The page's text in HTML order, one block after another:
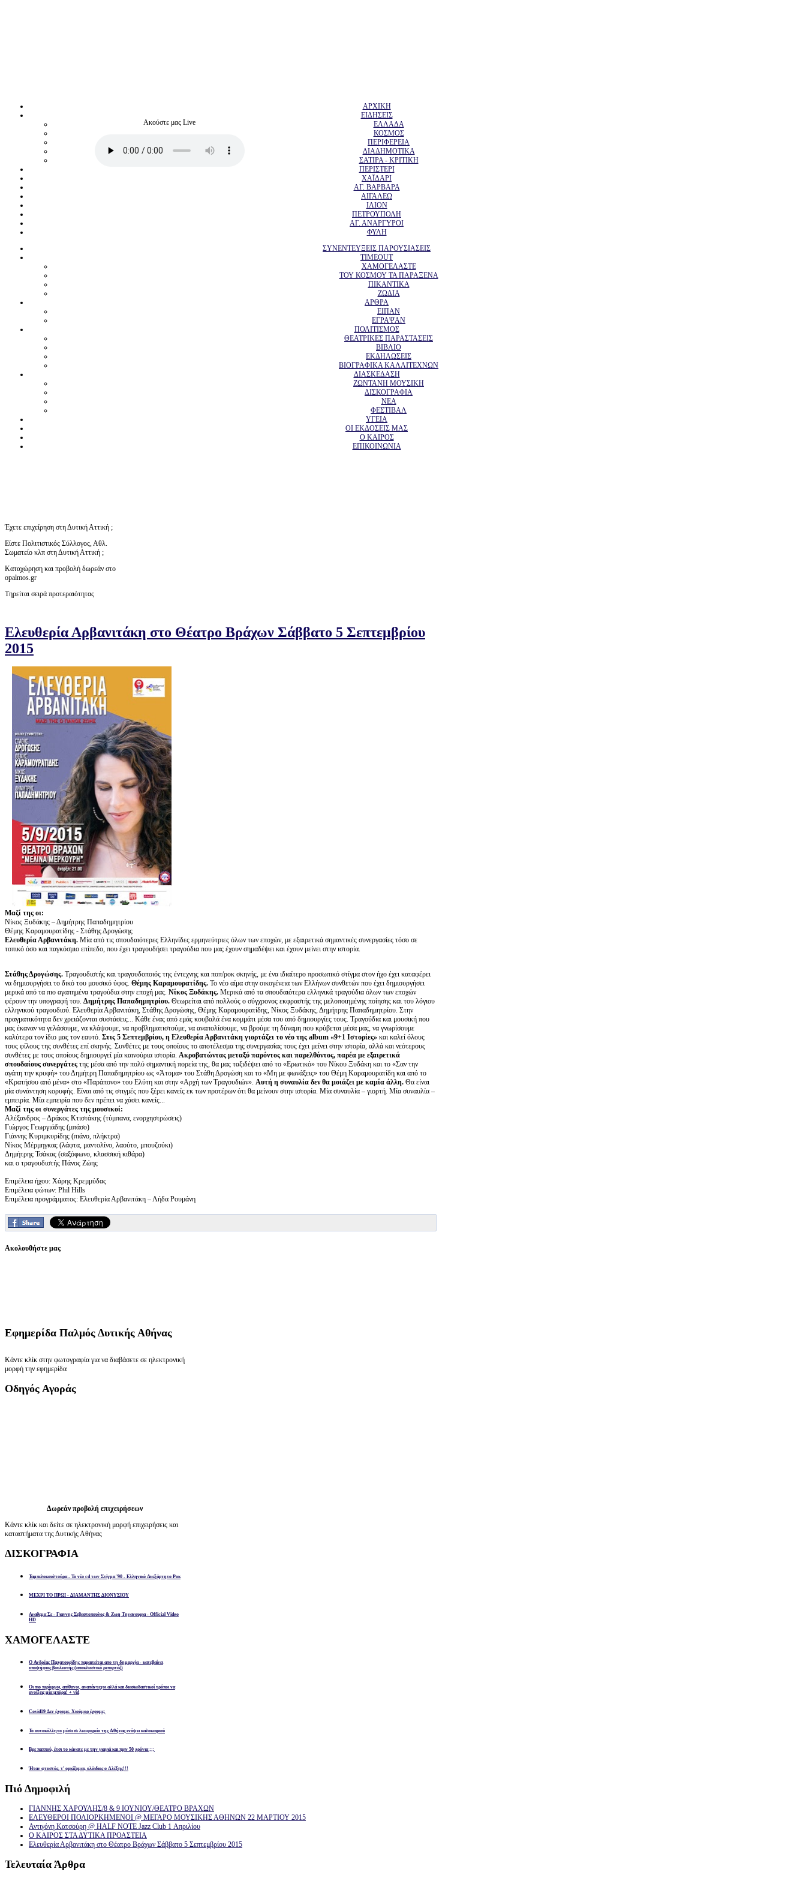
Ακούστε μας Live
ΑΡΧΙΚΗ
ΕΙΔΗΣΕΙΣ
ΕΛΛΑΔΑ
ΚΟΣΜΟΣ
ΠΕΡΙΦΕΡΕΙΑ
ΔΙΑΔΗΜΟΤΙΚΑ
ΣΑΤΙΡΑ - ΚΡΙΤΙΚΗ
ΠΕΡΙΣΤΕΡΙ
ΧΑΪΔΑΡΙ
ΑΓ. ΒΑΡΒΑΡΑ
ΑΙΓΑΛΕΩ
ΙΛΙΟΝ
ΠΕΤΡΟΥΠΟΛΗ
ΑΓ. ΑΝΑΡΓΥΡΟΙ
ΦΥΛΗ
ΣΥΝΕΝΤΕΥΞΕΙΣ ΠΑΡΟΥΣΙΑΣΕΙΣ
TIMEOUT
ΧΑΜΟΓΕΛΑΣΤΕ
ΤΟΥ ΚΟΣΜΟΥ ΤΑ ΠΑΡΑΞΕΝΑ
ΠΙΚΑΝΤΙΚΑ
ΖΩΔΙΑ
ΑΡΘΡΑ
ΕΙΠΑΝ
ΕΓΡΑΨΑΝ
ΠΟΛΙΤΙΣΜΟΣ
ΘΕΑΤΡΙΚΕΣ ΠΑΡΑΣΤΑΣΕΙΣ
ΒΙΒΛΙΟ
ΕΚΔΗΛΩΣΕΙΣ
ΒΙΟΓΡΑΦΙΚΑ ΚΑΛΛΙΤΕΧΝΩΝ
ΔΙΑΣΚΕΔΑΣΗ
ΖΩΝΤΑΝΗ ΜΟΥΣΙΚΗ
ΔΙΣΚΟΓΡΑΦΙΑ
ΝΕΑ
ΦΕΣΤΙΒΑΛ
ΥΓΕΙΑ
ΟΙ ΕΚΔΟΣΕΙΣ ΜΑΣ
Ο ΚΑΙΡΟΣ
ΕΠΙΚΟΙΝΩΝΙΑ
Έχετε επιχείρηση στη Δυτική Αττική ;
Είστε Πολιτιστικός Σύλλογος, Αθλ.
Σωματείο κλπ στη Δυτική Αττική ;
Καταχώρηση και προβολή δωρεάν στο
opalmos.gr
Τηρείται σειρά προτεραιότητας
Ελευθερία Αρβανιτάκη στο Θέατρο Βράχων Σάββατο 5 Σεπτεμβρίου
2015
Μαζί της οι:
Νίκος Ξυδάκης – Δημήτρης Παπαδημητρίου
Θέμης Καραμουρατίδης - Στάθης Δρογώσης
Ελευθερία Αρβανιτάκη. Μία από τις σπουδαιότερες Ελληνίδες ερμηνεύτριες όλων των εποχών, με εξαιρετικά σημαντικές συνεργασίες τόσο σε
τοπικό όσο και παγκόσμιο επίπεδο, που έχει τραγουδήσει τραγούδια που μας έχουν σημαδέψει και έχουν μείνει στην ιστορία.
Στάθης Δρογώσης. Τραγουδιστής και τραγουδοποιός της έντεχνης και ποπ/ροκ σκηνής, με ένα ιδιαίτερο προσωπικό στίγμα στον ήχο έχει καταφέρει
να δημιουργήσει το δικό του μουσικό ύφος. Θέμης Καραμουρατίδης. Το νέο αίμα στην οικογένεια των Ελλήνων συνθετών που έχει δημιουργήσει
μερικά από τα πιο αγαπημένα τραγούδια στην εποχή μας. Νίκος Ξυδάκης. Μερικά από τα σπουδαιότερα ελληνικά τραγούδια όλων των εποχών
φέρουν την υπογραφή του. Δημήτρης Παπαδημητρίου. Θεωρείται από πολλούς ο σύγχρονος εκφραστής της μελοποιημένης ποίησης και του λόγιου
ελληνικού τραγουδιού. Ελευθερία Αρβανιτάκη, Στάθης Δρογώσης, Θέμης Καραμουρατίδης, Νίκος Ξυδάκης, Δημήτρης Παπαδημητρίου. Στην
πραγματικότητα δεν χρειάζονται συστάσεις... Κάθε ένας από εμάς κουβαλά ένα κομμάτι μέσα του από δημιουργίες τους. Τραγούδια και μουσική που
μας έκαναν να γελάσουμε, να κλάψουμε, να προβληματιστούμε, να αναπολίσουμε, να βρούμε τη δύναμη που κρύβεται μέσα μας, να γνωρίσουμε
καλύτερα τον ίδιο μας τον εαυτό. Στις 5 Σεπτεμβρίου, η Ελευθερία Αρβανιτάκη γιορτάζει το νέο της album «9+1 Ιστορίες» και καλεί όλους
τους φίλους της συνθέτες επί σκηνής. Συνθέτες με τους οποίους το αποτέλεσμα της συνεργασίας τους έχει μείνει στην ιστορία, αλλά και νεότερους
συνθέτες με τους οποίους δημιουργεί μία καινούρια ιστορία. Ακροβατώντας μεταξύ παρόντος και παρελθόντος, παρέα με εξαιρετικά
σπουδαίους συνεργάτες της μέσα από την πολύ σημαντική πορεία της, θα μας ταξιδέψει από το «Ερωτικό» του Νίκου Ξυδάκη και το «Σαν την
αγάπη την κρυφή» του Δημήτρη Παπαδημητρίου ως «Άτομα» του Στάθη Δρογώση και το «Μη με φωνάξεις» του Θέμη Καραμουρατίδη και από το
«Κρατήσου από μένα» στο «Παράπονο» του Ελύτη και στην «Αρχή των Τραγουδιών». Αυτή η συναυλία δεν θα μοιάζει με καμία άλλη. Θα είναι
μία συνάντηση κορυφής. Είναι από τις στιγμές που ξέρει κανείς εκ των προτέρων ότι θα μείνουν στην ιστορία. Μία συναυλία – γιορτή. Μία συναυλία –
εμπειρία. Μία εμπειρία που δεν πρέπει να χάσει κανείς...
Μαζί της οι συνεργάτες της μουσικοί:
Αλέξανδρος – Δράκος Κτιστάκης (τύμπανα, ενορχηστρώσεις)
Γιώργος Γεωργιάδης (μπάσο)
Γιάννης Κυριμκυρίδης (πιάνο, πλήκτρα)
Νίκος Μέρμηγκας (λάφτα, μαντολίνο, λαούτο, μπουζούκι)
Δημήτρης Τσάκας (σαξόφωνο, κλασσική κιθάρα)
και ο τραγουδιστής Πάνος Ζώης
Επιμέλεια ήχου: Χάρης Κρεμμύδας
Επιμέλεια φώτων: Phil Hills
Επιμέλεια προγράμματος: Ελευθερία Αρβανιτάκη – Λήδα Ρουμάνη
Ακολουθήστε μας
Εφημερίδα Παλμός Δυτικής Αθήνας
Κάντε κλίκ στην φωτογραφία για να διαβάσετε σε ηλεκτρονική
μορφή την εφημερίδα
Οδηγός Αγοράς
Δωρεάν προβολή επιχειρήσεων
Κάντε κλίκ και δείτε σε ηλεκτρονική μορφή επιχειρήσεις και
καταστήματα της Δυτικής Αθήνας
ΔΙΣΚΟΓΡΑΦΙΑ
Ταμπελοκουλτούρα - Το νέο cd των Στίγμα '90 - Ελληνικό Ανεξάρτητο Ροκ
ΜΕΧΡΙ ΤΟ ΠΡΩΙ - ΔΙΑΜΑΝΤΗΣ ΔΙΟΝΥΣΙΟΥ
Αναθεμα Σε - Γιαννης Σεβαστοπουλος & Ζωη Τηγανουρια - Official Video
HD
ΧΑΜΟΓΕΛΑΣΤΕ
Ο Ανδρέας Παχατουρίδης παραιτείται απο τη δημαρχία - κατεβαίνει
υποψήφιος βουλευτής (αποκλειστικό ρεπορτάζ)
Οι πιο περίεργοι, απίθανοι, αναπάντεχοι αλλά και διασκεδαστικοί τρόποι να
ανοίξεις μία μπύρα! + vid
Covid19 Δεν έχουμε. Χιούμορ έχουμε;
Το αυτοκόλλητο μέσα σε λεωφορείο της Αθήνας ενόψει καλοκαιριού
Βρε παππού, έτσι το κάνατε με την γιαγιά και πριν 50 χρόνια ;;;
Ήταν φτυστός, τ’ ορκίζομαι, ολόιδιος ο Αλέξης!!!
Πιό Δημοφιλή
ΓΙΑΝΝΗΣ ΧΑΡΟΥΛΗΣ/8 & 9 ΙΟΥΝΙΟΥ/ΘΕΑΤΡΟ ΒΡΑΧΩΝ
ΕΛΕΥΘΕΡΟΙ ΠΟΛΙΟΡΚΗΜΕΝΟΙ @ ΜΕΓΑΡΟ ΜΟΥΣΙΚΗΣ ΑΘΗΝΩΝ 22 ΜΑΡΤΙΟΥ 2015
Αντιγόνη Κατσούρη @ HALF NOTE Jazz Club 1 Απριλίου
Ο ΚΑΙΡΟΣ ΣΤΑ ΔΥΤΙΚΑ ΠΡΟΑΣΤΕΙΑ
Ελευθερία Αρβανιτάκη στο Θέατρο Βράχων Σάββατο 5 Σεπτεμβρίου 2015
Τελευταία Άρθρα